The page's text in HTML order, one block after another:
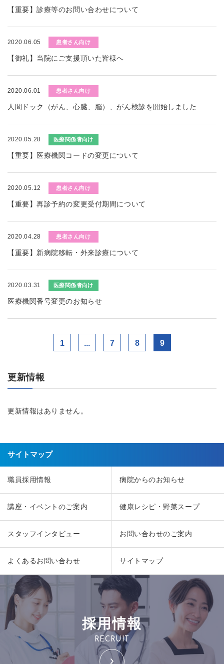
【重要】診療等のお問い合わせについて
2020.06.05 患者さん向け
【御礼】当院にご支援頂いた皆様へ
2020.06.01 患者さん向け
人間ドック（がん、心臓、脳）、がん検診を開始しました
2020.05.28 医療関係者向け
【重要】医療機関コードの変更について
2020.05.12 患者さん向け
【重要】再診予約の変更受付期間について
2020.04.28 患者さん向け
【重要】新病院移転・外来診療について
2020.03.31 医療関係者向け
医療機関番号変更のお知らせ
1 ... 7 8 9
更新情報
更新情報はありません。
サイトマップ
職員採用情報 病院からのお知らせ
講座・イベントのご案内 健康レシピ・野菜スープ
スタッフインタビュー お問い合わせのご案内
よくあるお問い合わせ サイトマップ
採用情報
RECRUIT